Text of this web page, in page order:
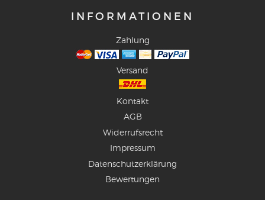
INFORMATIONEN
Zahlung
Versand
Kontakt
AGB
Widerrufsrecht
Impressum
Datenschutzerklärung
Bewertungen